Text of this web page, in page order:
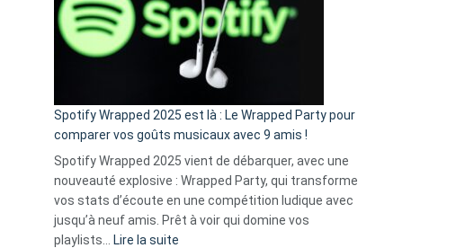
je
n’ai
pas
de
cash
»
Solly
change
la
vie
Spotify Wrapped 2025 est là : Le Wrapped Party pour
comparer vos goûts musicaux avec 9 amis !
Spotify Wrapped 2025 vient de débarquer, avec une
nouveauté explosive : Wrapped Party, qui transforme
vos stats d’écoute en une compétition ludique avec
jusqu’à neuf amis. Prêt à voir qui domine vos
playlists…
Lire la suite